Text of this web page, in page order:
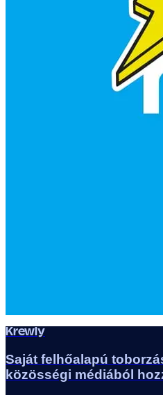
Krewly
Saját felhőalapú
közösségi médiából